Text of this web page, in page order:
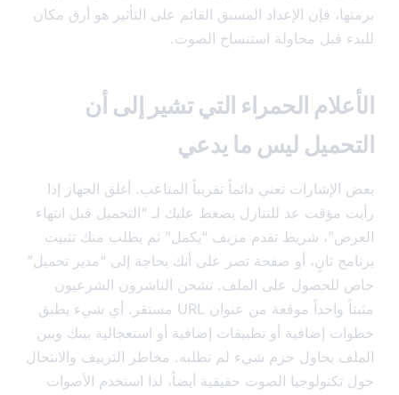
فإن الإعداد المسبق القائم على التأثير هو أرق مكان
قبل محاولة استنساخ الصوت.
الحمراء التي تشير إلى أن
ليس ما يدعي
تعني دائماً تقريباً المتاعب. أغلق الجهاز إذا
مؤقت عد للتنازل يضغط عليك لـ “التحميل قبل انتهاء
شريط تقدم مزيف “يكمل” ثم يطلب منك تثبيت
ثانٍ، أو صفحة تصر على أنك بحاجة إلى “مدير تحميل”
للحصول على الملف. تشحن الناشرون الشرعيون
مثبتاً واحداً موقعة من عنوان URL مستقر. أي شيء يطبق
إضافية أو تطبيقات إضافية أو استعجالية بينك وبين
يحاول حزم شيء لم تطلبه. مخاطر التزييف والانتحال
الصوت حقيقية أيضاً، لذا استخدم الأصوات